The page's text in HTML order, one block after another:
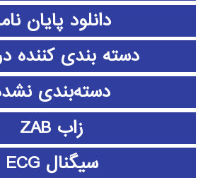
دانلود پايان
دسته بندی کننده
دسته‌بندی
زاب ZAB
سیگنال ECG